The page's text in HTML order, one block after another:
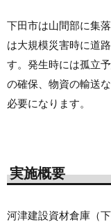
下田市は山間部に集
は大規模災害時に道
す。発生時には孤立
の確保、物資の輸送
必要になります。
実施概要
河津建設資材倉庫（